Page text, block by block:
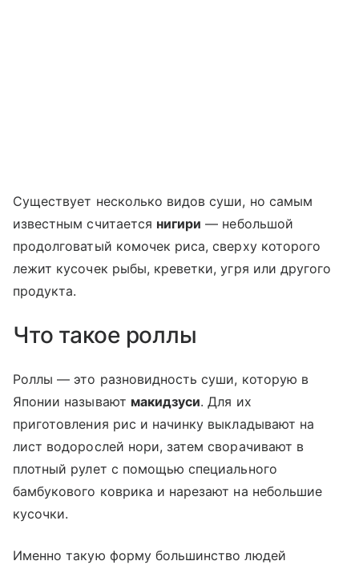
Существует несколько видов суши, но самым
известным считается нигири — небольшой
продолговатый комочек риса, сверху которого
лежит кусочек рыбы, креветки, угря или другого
продукта.
Что такое роллы
Роллы — это разновидность суши, которую в
Японии называют макидзуси. Для их
приготовления рис и начинку выкладывают на
лист водорослей нори, затем сворачивают в
плотный рулет с помощью специального
бамбукового коврика и нарезают на небольшие
кусочки.
Именно такую форму большинство людей